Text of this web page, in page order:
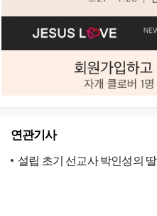
연관기사
설립 초기 선교사 박인성의